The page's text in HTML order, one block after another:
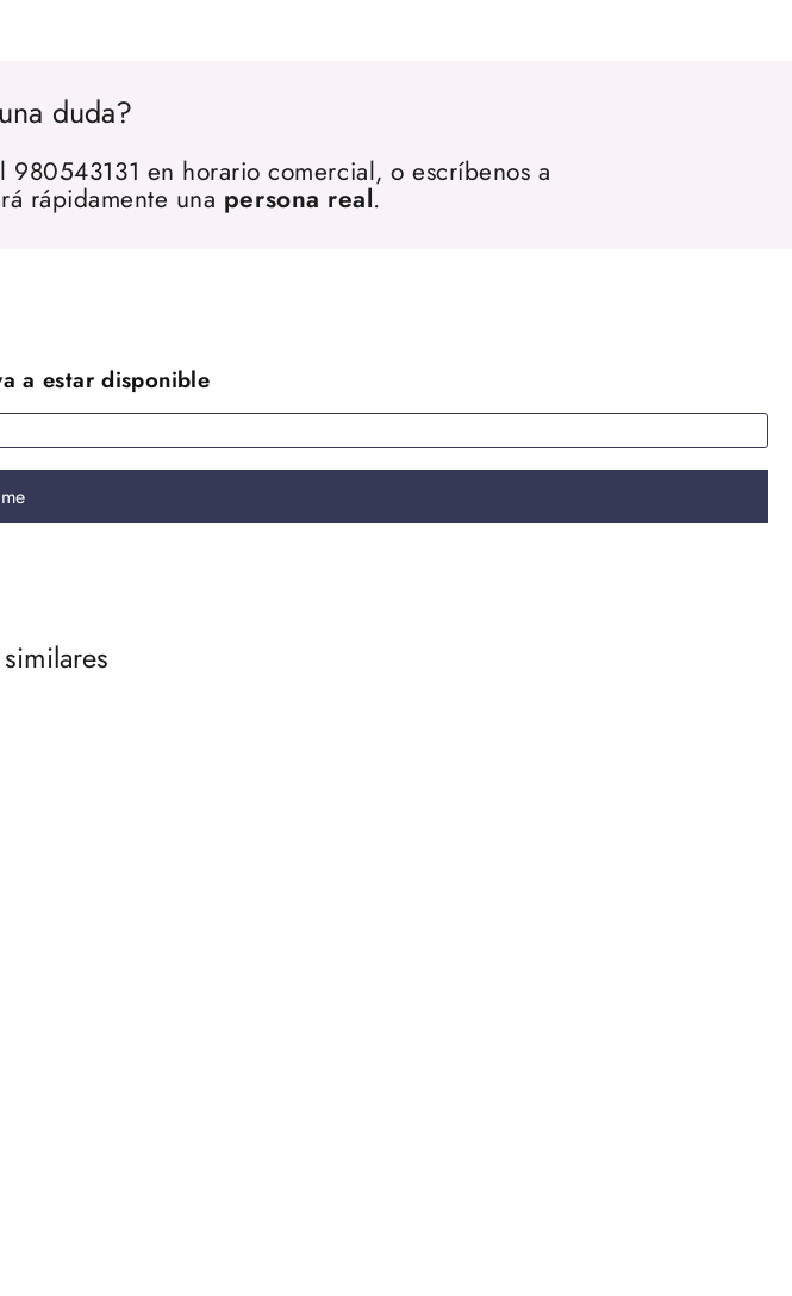
duda?
en horario comercial, o escríbenos a
rápidamente una persona real.